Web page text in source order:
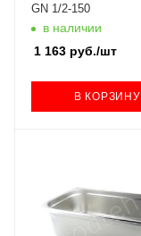
GN 1/2-150
в наличии
1 163 руб./шт
В КОРЗИНУ